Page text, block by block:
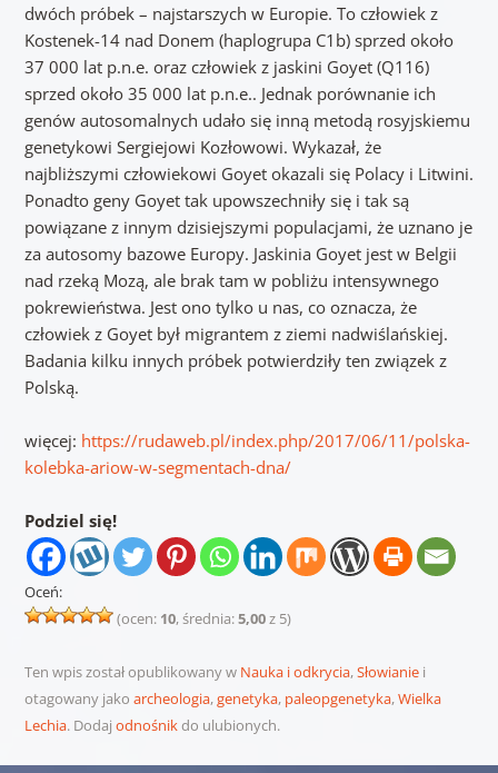
dwóch próbek – najstarszych w Europie. To człowiek z
Kostenek-14 nad Donem (haplogrupa C1b) sprzed około
37 000 lat p.n.e. oraz człowiek z jaskini Goyet (Q116)
sprzed około 35 000 lat p.n.e.. Jednak porównanie ich
genów autosomalnych udało się inną metodą rosyjskiemu
genetykowi Sergiejowi Kozłowowi. Wykazał, że
najbliższymi człowiekowi Goyet okazali się Polacy i Litwini.
Ponadto geny Goyet tak upowszechniły się i tak są
powiązane z innym dzisiejszymi populacjami, że uznano je
za autosomy bazowe Europy. Jaskinia Goyet jest w Belgii
nad rzeką Mozą, ale brak tam w pobliżu intensywnego
pokrewieństwa. Jest ono tylko u nas, co oznacza, że
człowiek z Goyet był migrantem z ziemi nadwiślańskiej.
Badania kilku innych próbek potwierdziły ten związek z
Polską.
więcej: https://rudaweb.pl/index.php/2017/06/11/polska-
kolebka-ariow-w-segmentach-dna/
Podziel się!
Oceń:
(ocen: 10, średnia:5,00z 5)
Ten wpis został opublikowany w Nauka i odkrycia,Słowianiei
otagowany jako archeologia,genetyka, paleopgenetyka,Wielka
Lechia. Dodaj odnośnikdo ulubionych.